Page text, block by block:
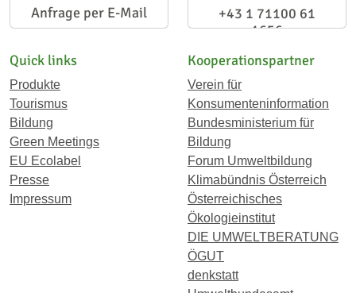
Anfrage per E-Mail
+43 1 71100 61
1656
Quick links
Produkte
Tourismus
Bildung
Green Meetings
EU Ecolabel
Presse
Impressum
Kooperationspartner
Verein für
Konsumenteninformation
Bundesministerium für
Bildung
Forum Umweltbildung
Klimabündnis Österreich
Österreichisches
Ökologieinstitut
DIE UMWELTBERATUNG
ÖGUT
denkstatt